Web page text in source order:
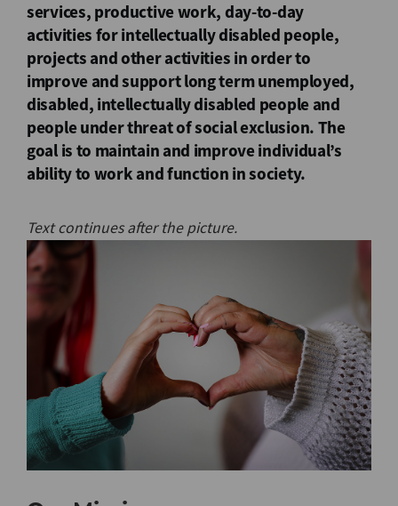
services, productive work, day-to-day
activities for intellectually disabled people,
projects and other activities in order to
improve and support long term unemployed,
disabled, intellectually disabled people and
people under threat of social exclusion. The
goal is to maintain and improve individual’s
ability to work and function in society.
Text continues after the picture.